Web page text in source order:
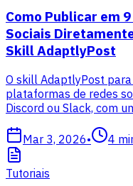
Como Publicar em
Sociais
Skill AdaptlyPost
O skill AdaptlyPost
plataformas de redes
Discord ou Slack, com
Mar 3, 2026• 4
Tutoriais